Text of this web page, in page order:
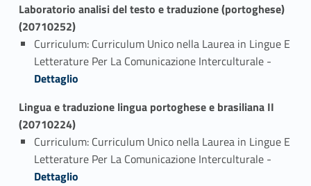
Laboratorio analisi del testo e traduzione (portoghese)
(20710252)
Curriculum: Curriculum Unico nella Laurea in Lingue E
Letterature Per La Comunicazione Interculturale -
Dettaglio
Lingua e traduzione lingua portoghese e brasiliana II
(20710224)
Curriculum: Curriculum Unico nella Laurea in Lingue E
Letterature Per La Comunicazione Interculturale -
Dettaglio